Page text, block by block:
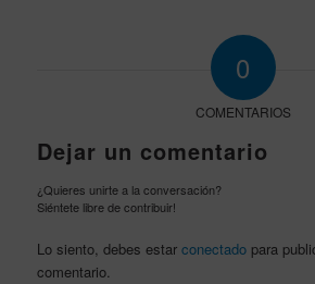
0
COMENTARIOS
Dejar un comentario
¿Quieres unirte a la conversación?
Siéntete libre de contribuir!
Lo siento, debes estar conectadopara
comentario.